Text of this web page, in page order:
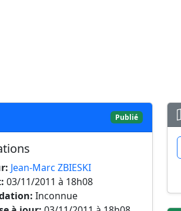
Publié
Jean-Marc ZBIESKI
03/11/2011 à 18h08
Inconnue